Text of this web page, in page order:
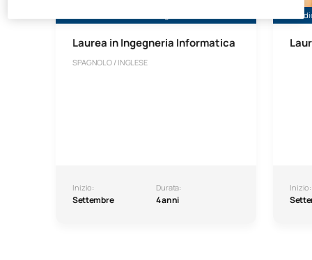
Laurea in Ingegneria Informatica
SPAGNOLO / INGLESE
Inizio:
Settembre
Durata:
4 anni
Inizio: